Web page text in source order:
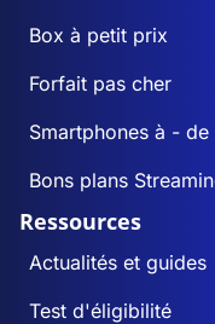
Box à petit prix
Forfait pas cher
Smartphones à -
Bons plans
Ressources
Actualités et guides
Test d'éligibilité